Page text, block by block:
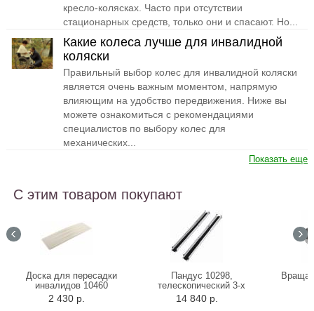
кресло-колясках. Часто при отсутствии
стационарных средств, только они и спасают. Но...
Какие колеса лучше для инвалидной
коляски
Правильный выбор колес для инвалидной коляски
является очень важным моментом, напрямую
влияющим на удобство передвижения. Ниже вы
можете ознакомиться с рекомендациями
специалистов по выбору колес для
механических...
Показать еще
С этим товаром покупают
Доска для пересадки
инвалидов 10460
2 430 р.
Пандус 10298,
телескопический 3-х
секционный, 150 см
14 840 р.